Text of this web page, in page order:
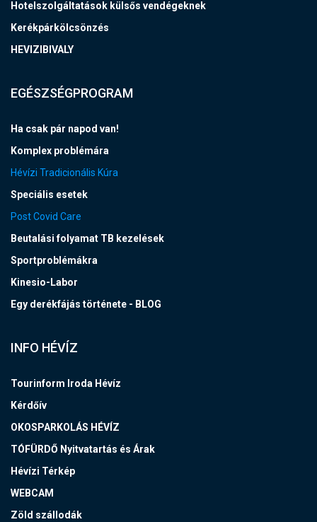
Hotelszolgáltatások külsős vendégeknek
Kerékpárkölcsönzés
HEVIZIBIVALY
EGÉSZSÉGPROGRAM
Ha csak pár napod van!
Komplex problémára
Hévízi Tradicionális Kúra
Speciális esetek
Post Covid Care
Beutalási folyamat TB kezelések
Sportproblémákra
Kinesio-Labor
Egy derékfájás története - BLOG
INFO HÉVÍZ
Tourinform Iroda Hévíz
Kérdőív
OKOSPARKOLÁS HÉVÍZ
TÓFÜRDŐ Nyitvatartás és Árak
Hévízi Térkép
WEBCAM
Zöld szállodák